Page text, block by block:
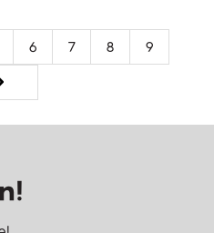
Oldal
6 Oldal
7 Oldal
8 Oldal
9
»